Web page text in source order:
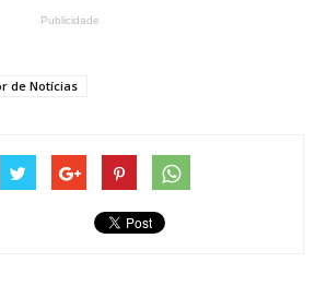
Publicidade
de Notícias